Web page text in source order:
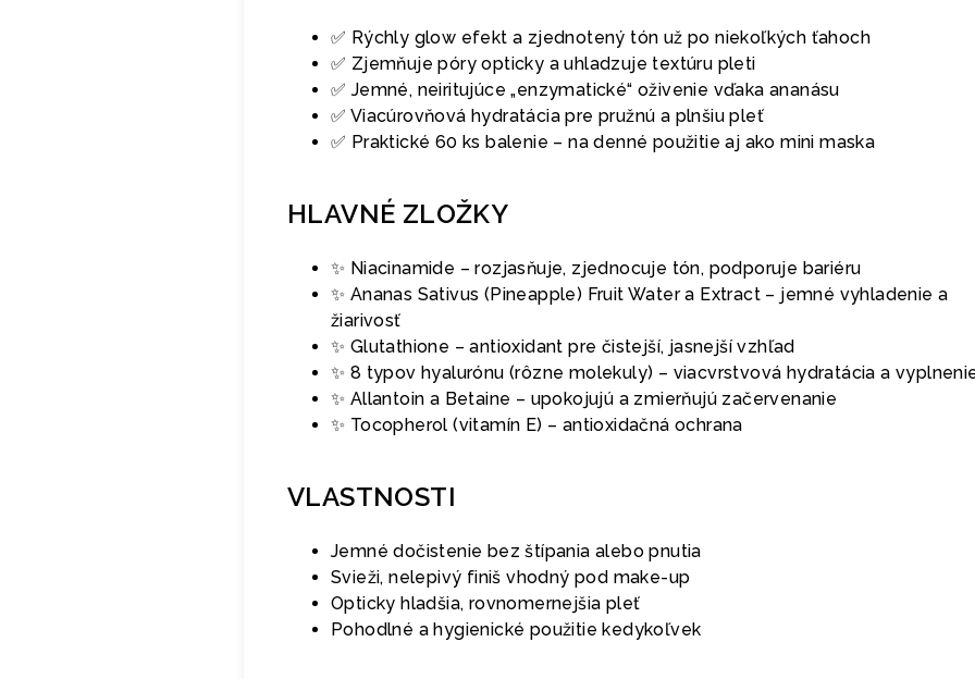
✅ Rýchly glow efekt a zjednotený tón už po niekoľkých ťahoch
✅ Zjemňuje póry opticky a uhladzuje textúru pleti
✅ Jemné, neiritujúce „enzymatické“ oživenie vďaka ananásu
✅ Viacúrovňová hydratácia pre pružnú a plnšiu pleť
✅ Praktické 60 ks balenie – na denné použitie aj ako mini maska
HLAVNÉ ZLOŽKY
✨ Niacinamide – rozjasňuje, zjednocuje tón, podporuje bariéru
✨ Ananas Sativus (Pineapple) Fruit Water a Extract – jemné vyhladenie a
žiarivosť
✨ Glutathione – antioxidant pre čistejší, jasnejší vzhľad
✨ 8 typov hyalurónu (rôzne molekuly) – viacvrstvová hydratácia a
✨ Allantoin a Betaine – upokojujú a zmierňujú začervenanie
✨ Tocopherol (vitamín E) – antioxidačná ochrana
VLASTNOSTI
Jemné dočistenie bez štípania alebo pnutia
Svieži, nelepivý finiš vhodný pod make-up
Opticky hladšia, rovnomernejšia pleť
Pohodlné a hygienické použitie kedykoľvek